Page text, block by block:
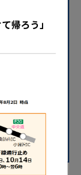
帰ろう」